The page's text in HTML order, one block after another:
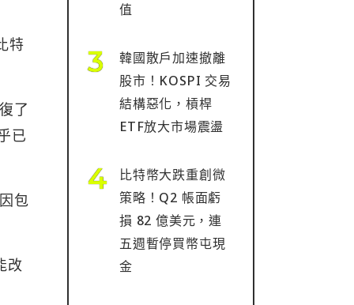
特
了
已
包
改
值
韓國散戶加速撤離
股市！KOSPI 交易
結構惡化，槓桿
ETF放大市場震盪
比特幣大跌重創微
策略！Q2 帳面虧
損 82 億美元，連
五週暫停買幣屯現
金